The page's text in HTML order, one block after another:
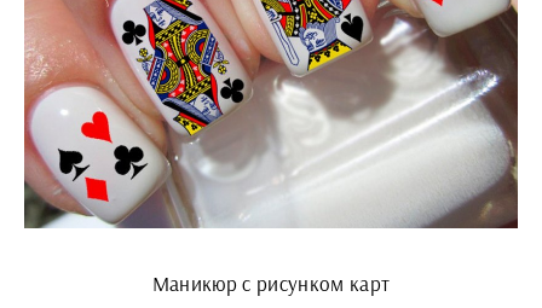
Маникюр с рисунком карт